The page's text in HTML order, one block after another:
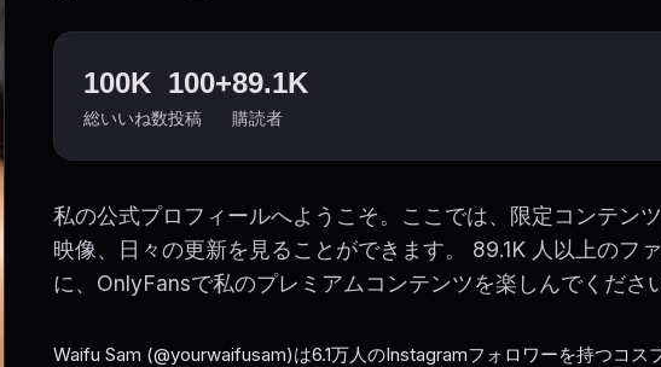
100K
総いいね数
100+
投稿
89.1K
購読者
私の公式プロフィールへようこそ。ここでは、限定コンテン
映像、日々の更新を見ることができます。 89.1K 人以上のフ
に、OnlyFansで私のプレミアムコンテンツを楽しんでくださ
Waifu Sam (@yourwaifusam)は6.1万人のInstagramフォロワーを持つコス